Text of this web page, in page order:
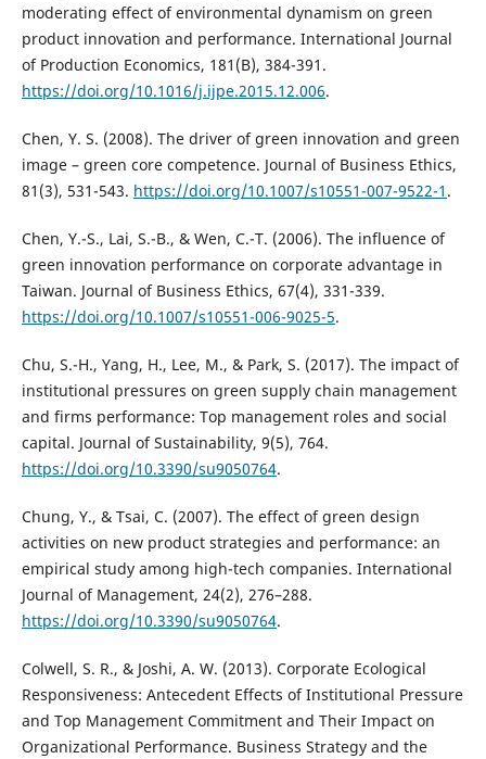
moderating effect of environmental dynamism on green
product innovation and performance. International Journal
of Production Economics, 181(B), 384-391.
https://doi.org/10.1016/j.ijpe.2015.12.006.
Chen, Y. S. (2008). The driver of green innovation and green
image – green core competence. Journal of Business Ethics,
81(3), 531-543. https://doi.org/10.1007/s10551-007-9522-1 .
Chen, Y.-S., Lai, S.-B., & Wen, C.-T. (2006). The influence of
green innovation performance on corporate advantage in
Taiwan. Journal of Business Ethics, 67(4), 331-339.
https://doi.org/10.1007/s10551-006-9025-5.
Chu, S.-H., Yang, H., Lee, M., & Park, S. (2017). The impact of
institutional pressures on green supply chain management
and firms performance: Top management roles and social
capital. Journal of Sustainability, 9(5), 764.
https://doi.org/10.3390/su9050764.
Chung, Y., & Tsai, C. (2007). The effect of green design
activities on new product strategies and performance: an
empirical study among high-tech companies. International
Journal of Management, 24(2), 276–288.
https://doi.org/10.3390/su9050764.
Colwell, S. R., & Joshi, A. W. (2013). Corporate Ecological
Responsiveness: Antecedent Effects of Institutional Pressure
and Top Management Commitment and Their Impact on
Organizational Performance. Business Strategy and the